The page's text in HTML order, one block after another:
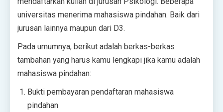
universitas menerima mahasiswa pindahan. Baik dari
jurusan lainnya maupun dari D3.
Pada umumnya, berikut adalah berkas-berkas
tambahan yang harus kamu lengkapi jika kamu adalah
mahasiswa pindahan:
Bukti pembayaran pendaftaran mahasiswa
pindahan